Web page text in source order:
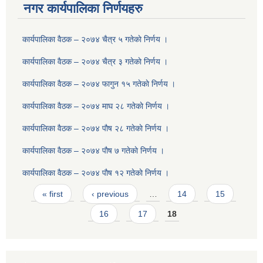
नगर कार्यपालिका निर्णयहरु
कार्यपालिका वैठक – २०७४ चैत्र ५ गतेकाे निर्णय ।
कार्यपालिका वैठक – २०७४ चैत्र ३ गतेकाे निर्णय ।
कार्यपालिका वैठक – २०७४ फागुन १५ गतेकाे निर्णय ।
कार्यपालिका वैठक – २०७४ माघ २८ गतेकाे निर्णय ।
कार्यपालिका वैठक – २०७४ पाैष २८ गतेकाे निर्णय ।
कार्यपालिका वैठक – २०७४ पाैष ७ गतेकाे निर्णय ।
कार्यपालिका वैठक – २०७४ पाैष १२ गतेकाे निर्णय ।
Pages
« first ‹ previous … 14 15
16 17 18